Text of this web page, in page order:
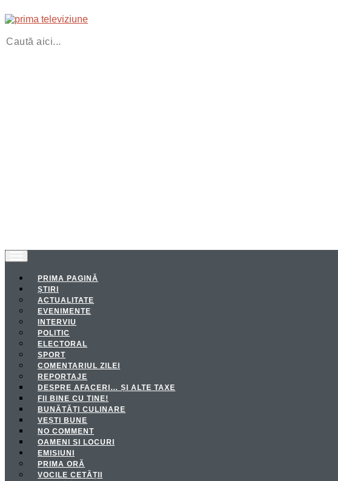
PRIMA PAGINĂ
ȘTIRI
ACTUALITATE
EVENIMENTE
INTERVIU
POLITIC
ELECTORAL
SPORT
COMENTARIUL ZILEI
REPORTAJE
DESPRE AFACERI… ȘI ALTE TAXE
FII BINE CU TINE!
BUNĂTĂȚI CULINARE
VEȘTI BUNE
NO COMMENT
OAMENI SI LOCURI
EMISIUNI
PRIMA ORĂ
VOCILE CETĂȚII